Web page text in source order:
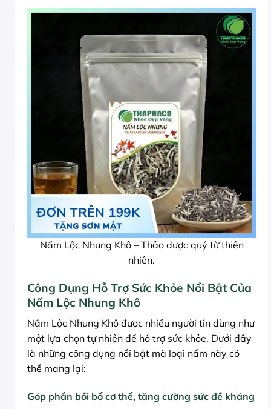
Nấm Lộc Nhung Khô – Thảo dược quý từ thiên
nhiên.
Công Dụng Hỗ Trợ Sức Khỏe Nổi Bật Của
Nấm Lộc Nhung Khô
Nấm Lộc Nhung Khô được nhiều người tin dùng như
một lựa chọn tự nhiên để hỗ trợ sức khỏe. Dưới đây
là những công dụng nổi bật mà loại nấm này có
thể mang lại:
Góp phần bồi bổ cơ thể, tăng cường sức đề kháng